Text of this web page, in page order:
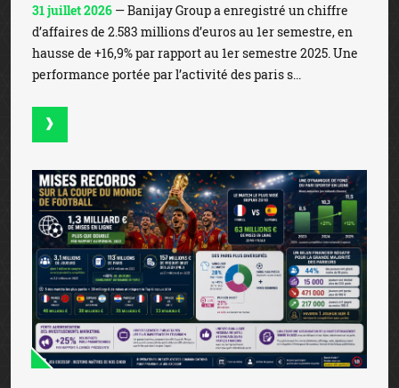
31 juillet 2026 — Banijay Group a enregistré un chiffre
d’affaires de 2.583 millions d’euros au 1er semestre, en
hausse de +16,9% par rapport au 1er semestre 2025. Une
performance portée par l’activité des paris s...